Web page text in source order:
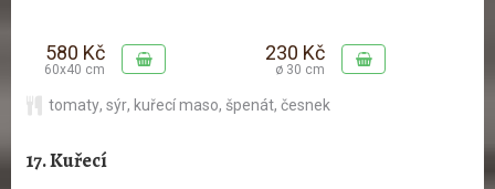
580 Kč
60x40 cm
230 Kč
ø 30 cm
tomaty, sýr, kuřecí maso, špenát, česnek
17. Kuřecí